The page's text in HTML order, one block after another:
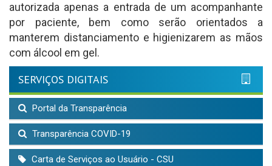
autorizada apenas a entrada de um acompanhante
por paciente, bem como serão orientados a
manterem distanciamento e higienizarem as mãos
com álcool em gel.
SERVIÇOS DIGITAIS
Portal da Transparência
Transparência COVID-19
Carta de Serviços ao Usuário - CSU